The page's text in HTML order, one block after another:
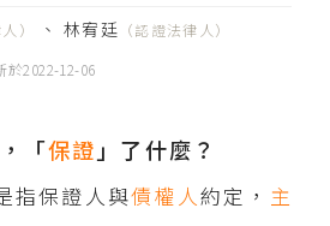
） 、 林宥廷 （認證法律人）
於2022-12-06
，「保證 」了什麼？
指保證人與債權人約定， 主